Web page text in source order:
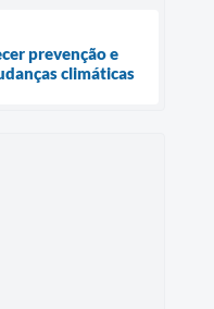
prevenção e
climáticas